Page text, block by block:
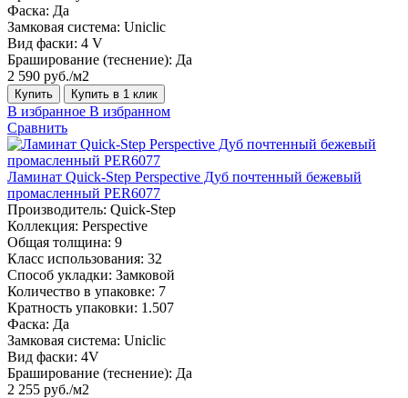
Фаска: Да
Замковая система: Uniclic
Вид фаски: 4 V
Браширование (теснение): Да
2 590 руб./м2
Купить Купить в 1 клик
В избранное В избранном
Сравнить
Ламинат Quick-Step Perspective Дуб почтенный бежевый
промасленный PER6077
Производитель: Quick-Step
Коллекция: Perspective
Общая толщина: 9
Класс использования: 32
Способ укладки: Замковой
Количество в упаковке: 7
Кратность упаковки: 1.507
Фаска: Да
Замковая система: Uniclic
Вид фаски: 4V
Браширование (теснение): Да
2 255 руб./м2